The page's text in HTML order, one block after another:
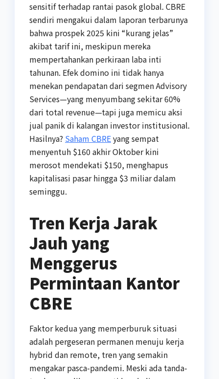
sensitif terhadap rantai pasok global. CBRE
sendiri mengakui dalam laporan terbarunya
bahwa prospek 2025 kini “kurang jelas”
akibat tarif ini, meskipun mereka
mempertahankan perkiraan laba inti
tahunan. Efek domino ini tidak hanya
menekan pendapatan dari segmen Advisory
Services—yang menyumbang sekitar 60%
dari total revenue—tapi juga memicu aksi
jual panik di kalangan investor institusional.
Hasilnya? Saham CBREyang sempat
menyentuh $160 akhir Oktober kini
merosot mendekati $150, menghapus
kapitalisasi pasar hingga $3 miliar dalam
seminggu.
Tren Kerja Jarak
Jauh yang
Menggerus
Permintaan Kantor
CBRE
Faktor kedua yang memperburuk situasi
adalah pergeseran permanen menuju kerja
hybrid dan remote, tren yang semakin
mengakar pasca-pandemi. Meski ada tanda-